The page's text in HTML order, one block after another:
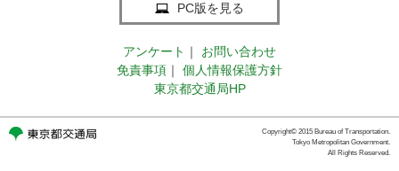
PC版を見る
アンケート ｜
お問い合わせ
免責事項 ｜
個人情報保護方針
東京都交通局HP
Copyright© 2015 Bureau of Transportation.
Tokyo Metropolitan Government.
All Rights Reserved.